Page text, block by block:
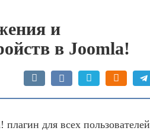
и
в Joomla!
для всех пользователей